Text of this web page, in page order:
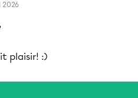
2026
plaisir! :)